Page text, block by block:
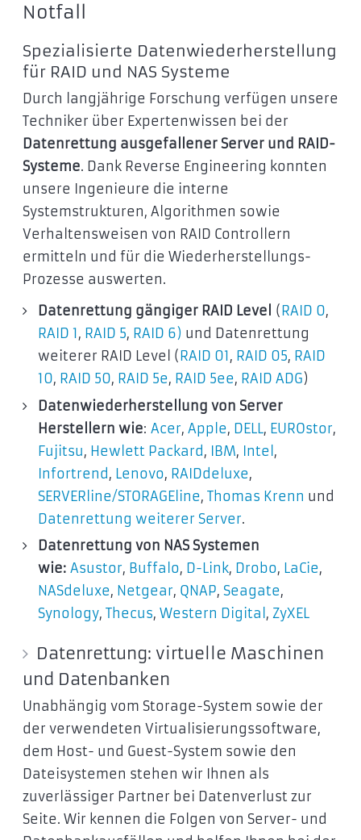
Notfall
Spezialisierte Datenwiederherstellung
für RAID und NAS Systeme
Durch langjährige Forschung verfügen unsere
Techniker über Expertenwissen bei der
Datenrettung ausgefallener Server und RAID-
Systeme. Dank Reverse Engineering konnten
unsere Ingenieure die interne
Systemstrukturen, Algorithmen sowie
Verhaltensweisen von RAID Controllern
ermitteln und für die Wiederherstellungs-
Prozesse auswerten.
Datenrettung gängiger RAID Level ( RAID 0,
RAID 1 , RAID 5, RAID 6) und Datenrettung
weiterer RAID Level ( RAID 01 , RAID 05, RAID
10, RAID 50, RAID 5e, RAID 5ee, RAID ADG)
Datenwiederherstellung von Server
Herstellern wie:Acer,Apple, DELL, EUROstor,
Fujitsu, Hewlett Packard , IBM, Intel ,
Infortrend , Lenovo, RAIDdeluxe,
SERVERline/STORAGEline,Thomas Krenn und
Datenrettung weiterer Server.
Datenrettung von NAS Systemen
wie: Asustor, Buffalo, D-Link, Drobo, LaCie,
NASdeluxe, Netgear, QNAP,Seagate,
Synology,Thecus,Western Digital ,ZyXEL
Datenrettung: virtuelle Maschinen
und Datenbanken
Unabhängig vom Storage-System sowie der
der verwendeten Virtualisierungssoftware,
dem Host- und Guest-System sowie den
Dateisystemen stehen wir Ihnen als
zuverlässiger Partner bei Datenverlust zur
Seite. Wir kennen die Folgen von Server- und